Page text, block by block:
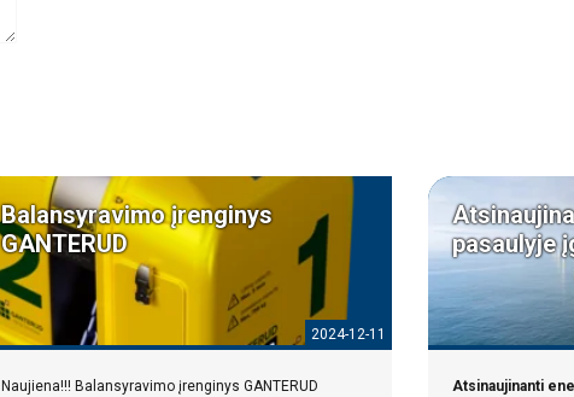
Balansyravimo įrenginys
GANTERUD
2024-12-11
Naujiena!!! Balansyravimo įrenginys GANTERUD
pasaulyje
Atsinaujinanti